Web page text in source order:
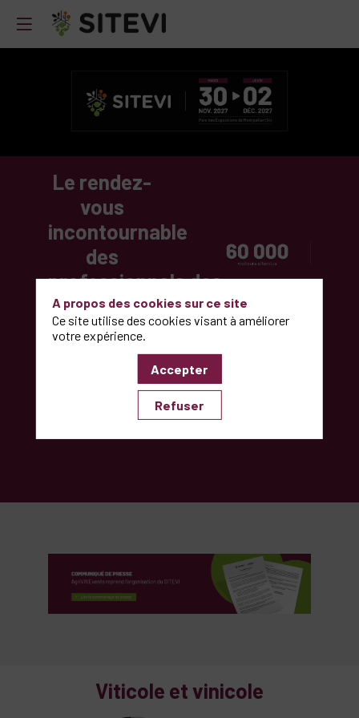
Le rendez-
vous
incontournable
des
professionnels des
fillières
viticole,
vinicole,
arboricole
Viticole et vinicole
A propos des cookies sur ce site
Ce site utilise des cookies visant à améliorer
votre expérience.
Accepter
Refuser